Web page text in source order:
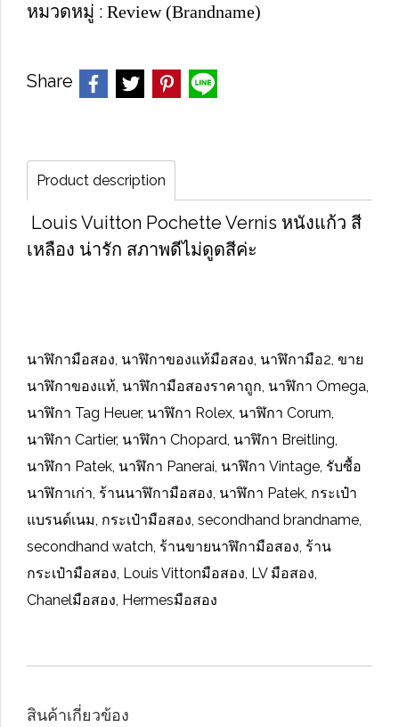
หมวดหมู่ : Review (Brandname)
Share
Product description
Louis Vuitton Pochette Vernis หนังแก้ว สี
เหลือง น่ารัก สภาพดีไม่ดูดสีค่ะ
นาฬิกามือสอง, นาฬิกาของแท้มือสอง, นาฬิกามือ2, ขาย
นาฬิกาของแท้, นาฬิกามือสองราคาถูก, นาฬิกา Omega,
นาฬิกา Tag Heuer, นาฬิกา Rolex, นาฬิกา Corum,
นาฬิกา Cartier, นาฬิกา Chopard, นาฬิกา Breitling,
นาฬิกา Patek, นาฬิกา Panerai, นาฬิกา Vintage, รับซื้อ
นาฬิกาเก่า, ร้านนาฬิกามือสอง, นาฬิกา Patek, กระเป๋า
แบรนด์เนม, กระเป๋ามือสอง, secondhand brandname,
secondhand watch, ร้านขายนาฬิกามือสอง, ร้าน
กระเป๋ามือสอง, Louis Vittonมือสอง, LV มือสอง,
Chanelมือสอง, Hermesมือสอง
สินค้าเกี่ยวข้อง